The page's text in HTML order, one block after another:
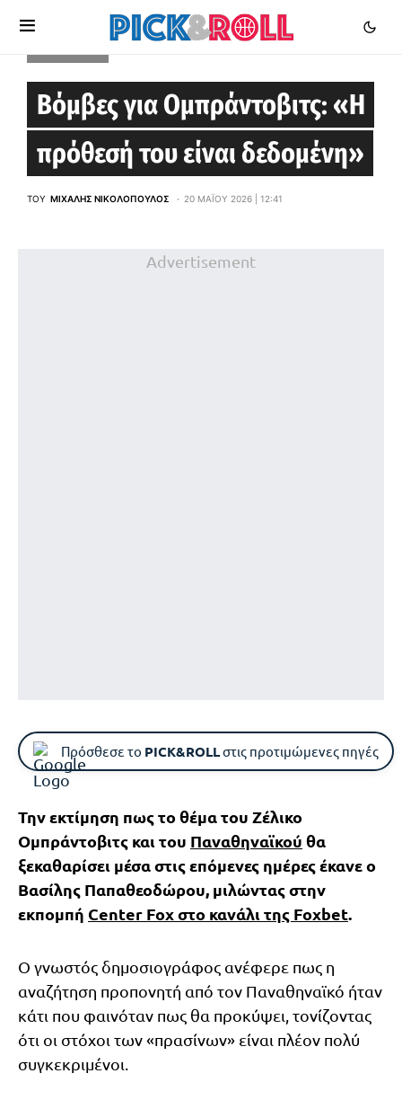
Βόμβες για Ομπράντοβιτς: «Η
πρόθεσή του είναι δεδομένη»
ΤΟΥ ΜΙΧΆΛΗΣ ΝΙΚΟΛΌΠΟΥΛΟΣ 20 ΜΑΪ́ΟΥ 2026 | 12:41
Advertisement
Πρόσθεσε το PICK&ROLLστις προτιμώμενες πηγές
Την εκτίμηση πως το θέμα του Ζέλικο
Ομπράντοβιτς και του Παναθηναϊκού θα
ξεκαθαρίσει μέσα στις επόμενες ημέρες έκανε ο
Βασίλης Παπαθεοδώρου, μιλώντας στην
εκπομπή Center Fox στο κανάλι της Foxbet.
Ο γνωστός δημοσιογράφος ανέφερε πως η
αναζήτηση προπονητή από τον Παναθηναϊκό ήταν
κάτι που φαινόταν πως θα προκύψει, τονίζοντας
ότι οι στόχοι των «πρασίνων» είναι πλέον πολύ
συγκεκριμένοι.